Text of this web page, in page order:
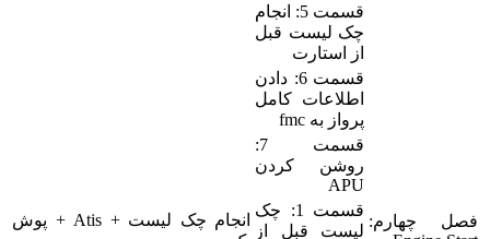
قسمت 5: انجام
چک لیست قبل
از استارت
قسمت 6: دادن
اطلاعات کامل
پرواز به fmc
قسمت 7:
روشن کردن
APU
فصل چهارم:
قسمت 1: چک
لیست قبل از
انجام چک لیست + Atis + پوش